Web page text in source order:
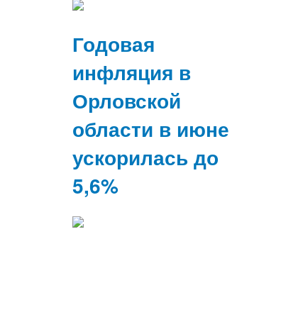
Годовая
инфляция в
Орловской
области в июне
ускорилась до
5,6%